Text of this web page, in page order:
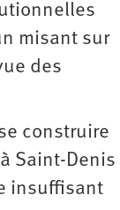
misant sur
des
construire
Saint-Denis
insuffisant